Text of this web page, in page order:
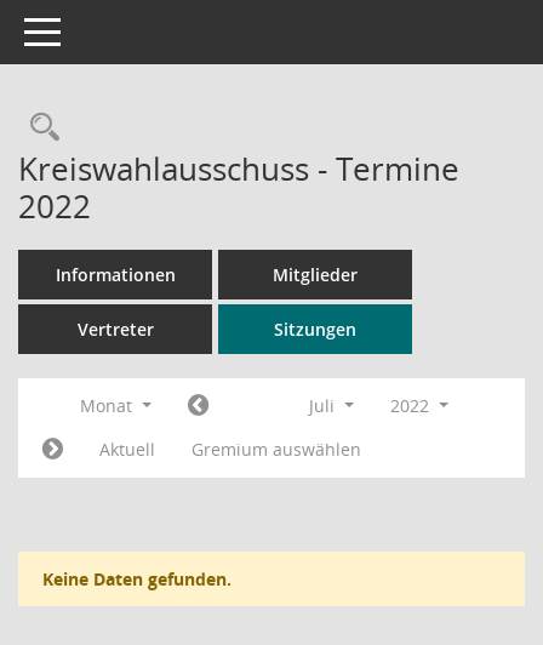
Toggle navigation
Rechercheauswahl
Kreiswahlausschuss - Termine
2022
Informationen Mitglieder
Vertreter Sitzungen
Monat Juli
2022
Aktuell
Gremium auswählen
Keine Daten gefunden.